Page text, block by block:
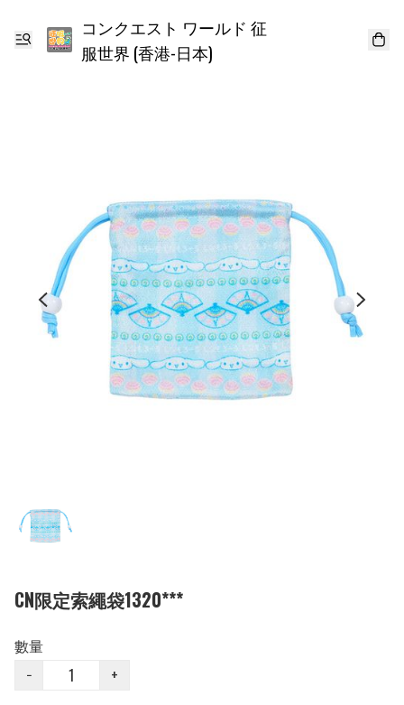
コンクエスト ワールド 征
服世界 (香港-日本)
CN限定索繩袋1320***
數量
−
+